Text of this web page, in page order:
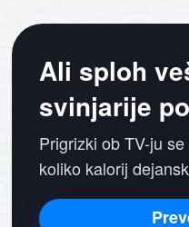
Ali sploh
svinjarije
Prigrizki ob TV-ju
koliko kalorij